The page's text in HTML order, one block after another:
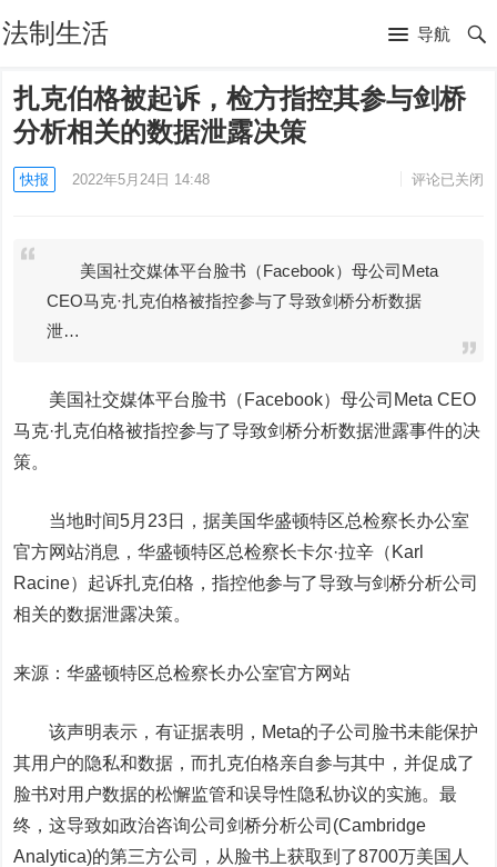
法制生活 导航
扎克伯格被起诉，检方指控其参与剑桥
分析相关的数据泄露决策
快报 2022年5月24日 14:48 评论已关闭
美国社交媒体平台脸书（Facebook）母公司Meta
CEO马克·扎克伯格被指控参与了导致剑桥分析数据
泄…
美国社交媒体平台脸书（ Facebook）母公司Meta CEO
马克·扎克伯格被指控参与了导致剑桥分析数据泄露事件的决
策。
当地时间5月23日，据美国华盛顿特区总检察长办公室
官方网站消息，华盛顿特区总检察长卡尔·拉辛（Karl
Racine）起诉扎克伯格，指控他参与了导致与剑桥分析公司
相关的数据泄露决策。
来源：华盛顿特区总检察长办公室官方网站
该声明表示，有证据表明，Meta的子公司脸书未能保护
其用户的隐私和数据，而扎克伯格亲自参与其中，并促成了
脸书对用户数据的松懈监管和误导性隐私协议的实施。最
终，这导致如政治咨询公司剑桥分析公司(Cambridge
Analytica)的第三方公司，从脸书上获取到了8700万美国人